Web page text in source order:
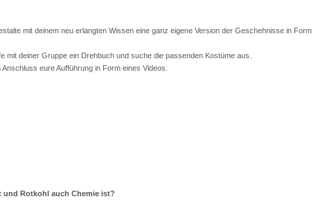
mit deinem neu erlangten Wissen eine ganz eigene Version der Geschehnisse in Form
mit deiner Gruppe ein Drehbuch und suche die passenden Kostüme aus.
eure Aufführung in Form eines Videos.
und Rotkohl auch Chemie ist?